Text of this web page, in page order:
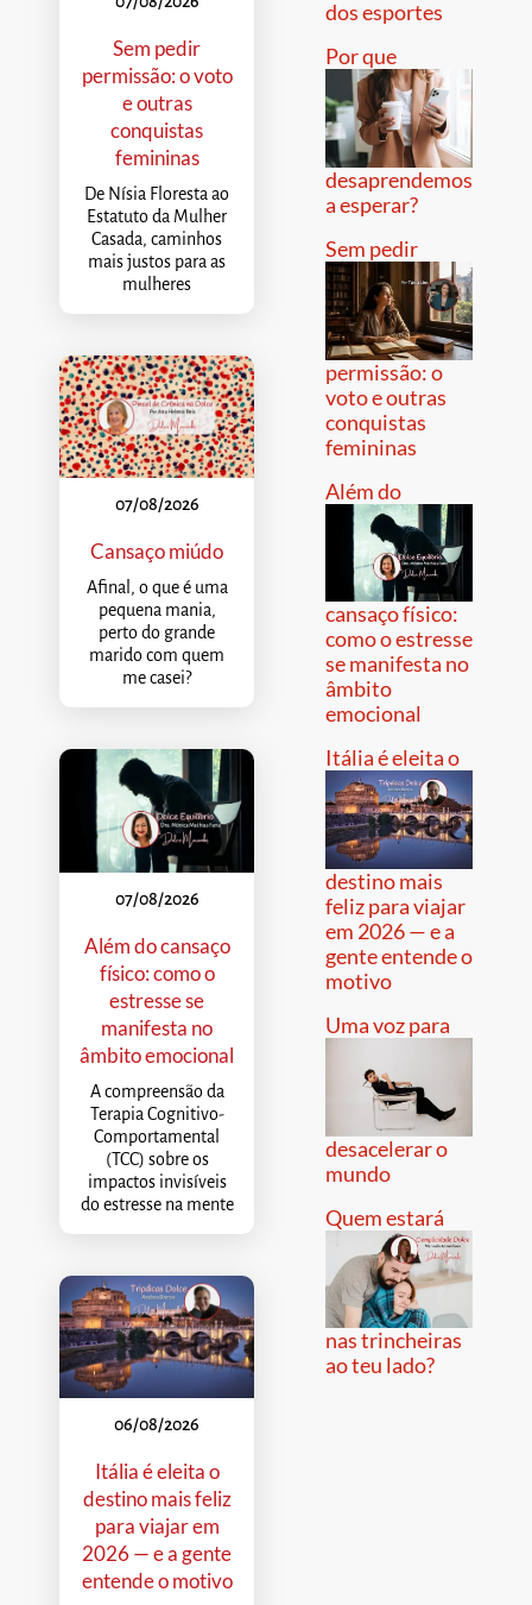
Sem pedir
permissão: o voto
e outras
conquistas
femininas
De Nísia Floresta ao
Estatuto da Mulher
Casada, caminhos
mais justos para as
mulheres
07/08/2026
Cansaço miúdo
Afinal, o que é uma
pequena mania,
perto do grande
marido com quem
me casei?
07/08/2026
Além do cansaço
físico: como o
estresse se
manifesta no
âmbito emocional
A compreensão da
Terapia Cognitivo-
Comportamental
(TCC) sobre os
impactos invisíveis
do estresse na mente
06/08/2026
Itália é eleita o
destino mais feliz
para viajar em
2026 — e a gente
entende o motivo
dos esportes
Por que
desaprendemos
a esperar?
Sem pedir
permissão: o
voto e outras
conquistas
femininas
Além do
cansaço físico:
como o estresse
se manifesta no
âmbito
emocional
Itália é eleita o
destino mais
feliz para viajar
em 2026 — e a
gente entende o
motivo
Uma voz para
desacelerar o
mundo
Quem estará
nas trincheiras
ao teu lado?